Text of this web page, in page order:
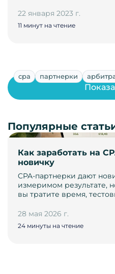
22 января 2023 г.
11 минут на чтение
cpa партнерки
Как заработать на
новичку
CPA-партнерки дают
измеримом результате,
вы тратите время,
28 мая 2026 г.
24 минуты на чтение
Популярные